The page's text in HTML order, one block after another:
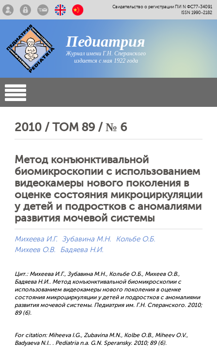
Свидетельство о регистрации ПИ N ФС77-34091
ISSN 1990-2182
Педиатрия
Журнал имени Г.Н. Сперанского
издается с мая 1922 года
2010 / ТОМ 89 / № 6
Метод конъюнктивальной
биомикроскопии с использованием
видеокамеры нового поколения в
оценке состояния микроциркуляции
у детей и подростков с аномалиями
развития мочевой системы
Михеева И.Г. Зубавина М.Н.
Кольбе О.Б.
Михеев О.В.
Бадяева Н.И.
Цит.: Михеева И.Г., Зубавина М.Н., Кольбе О.Б., Михеев О.В.,
Бадяева Н.И.. Метод конъюнктивальной биомикроскопии с
использованием видеокамеры нового поколения в оценке
состояния микроциркуляции у детей и подростков с аномалиями
развития мочевой системы. Педиатрия им. Г.Н. Сперанского. 2010;
89 (6).
For citation: Miheeva I.G., Zubavina M.N., Kolbe O.B., Miheev O.V.,
Badyaeva N.I.. . Pediatria n.a. G.N. Speransky. 2010; 89 (6).